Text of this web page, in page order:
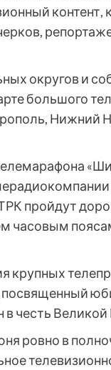
контент,
округов и
большого
Нижний
пройдут
часовым
крупных
в честь
ровно в